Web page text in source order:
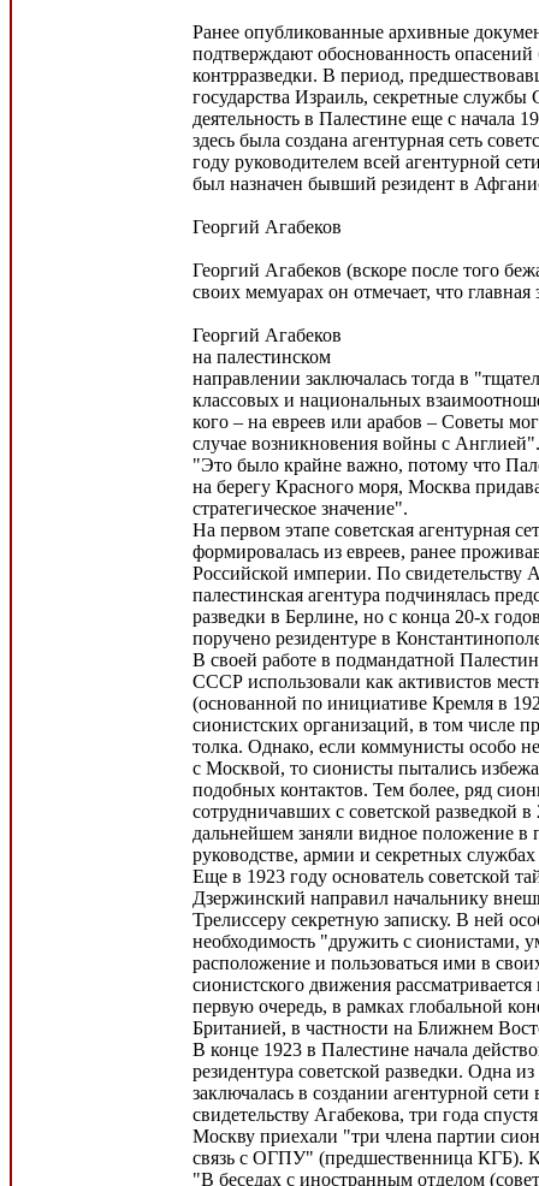
Ранее опубликованные архивные
подтверждают обоснованность опасений
контрразведки. В период,
государства Израиль, секретные
деятельность в Палестине еще с начала
здесь была создана агентурная сеть
году руководителем всей агентурной
был назначен бывший резидент в
Георгий Агабеков
Георгий Агабеков (вскоре после того
своих мемуарах он отмечает, что главная
Георгий Агабеков
на палестинском
направлении заключалась тогда в
классовых и национальных
кого – на евреев или арабов – Советы
случае возникновения войны с
"Это было крайне важно, потому что
на берегу Красного моря, Москва
стратегическое значение".
На первом этапе советская агентурная
формировалась из евреев, ранее
Российской империи. По свидетельству
палестинская агентура подчинялась
разведки в Берлине, но с конца 20-х
поручено резидентуре в
В своей работе в подмандатной
СССР использовали как активистов
(основанной по инициативе Кремля в
сионистских организаций, в том числе
толка. Однако, если коммунисты особо
с Москвой, то сионисты пытались
подобных контактов. Тем более, ряд
сотрудничавших с советской разведкой в
дальнейшем заняли видное положение в
руководстве, армии и секретных
Еще в 1923 году основатель советской
Дзержинский направил начальнику
Трелиссеру секретную записку. В ней
необходимость "дружить с сионистами,
расположение и пользоваться ими в
сионистского движения
первую очередь, в рамках глобальной
Британией, в частности на Ближнем
В конце 1923 в Палестине начала
резидентура советской разведки. Одна из
заключалась в создании агентурной
свидетельству Агабекова, три года
Москву приехали "три члена партии
связь с ОГПУ" (предшественница КГБ).
"В беседах с иностранным отделом